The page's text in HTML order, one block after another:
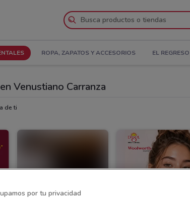
ROPA, ZAPATOS Y ACCESORIOS EL
Venustiano Carranza
de ti
por tu privacidad